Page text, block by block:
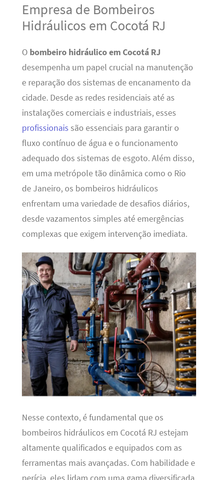
Empresa de Bombeiros
Hidráulicos em Cocotá RJ
O bombeiro hidráulico em Cocotá RJ
desempenha um papel crucial na manutenção
e reparação dos sistemas de encanamento da
cidade. Desde as redes residenciais até as
instalações comerciais e industriais, esses
profissionais são essenciais para garantir o
fluxo contínuo de água e o funcionamento
adequado dos sistemas de esgoto. Além disso,
em uma metrópole tão dinâmica como o Rio
de Janeiro, os bombeiros hidráulicos
enfrentam uma variedade de desafios diários,
desde vazamentos simples até emergências
complexas que exigem intervenção imediata.
Nesse contexto, é fundamental que os
bombeiros hidráulicos em Cocotá RJ estejam
altamente qualificados e equipados com as
ferramentas mais avançadas. Com habilidade e